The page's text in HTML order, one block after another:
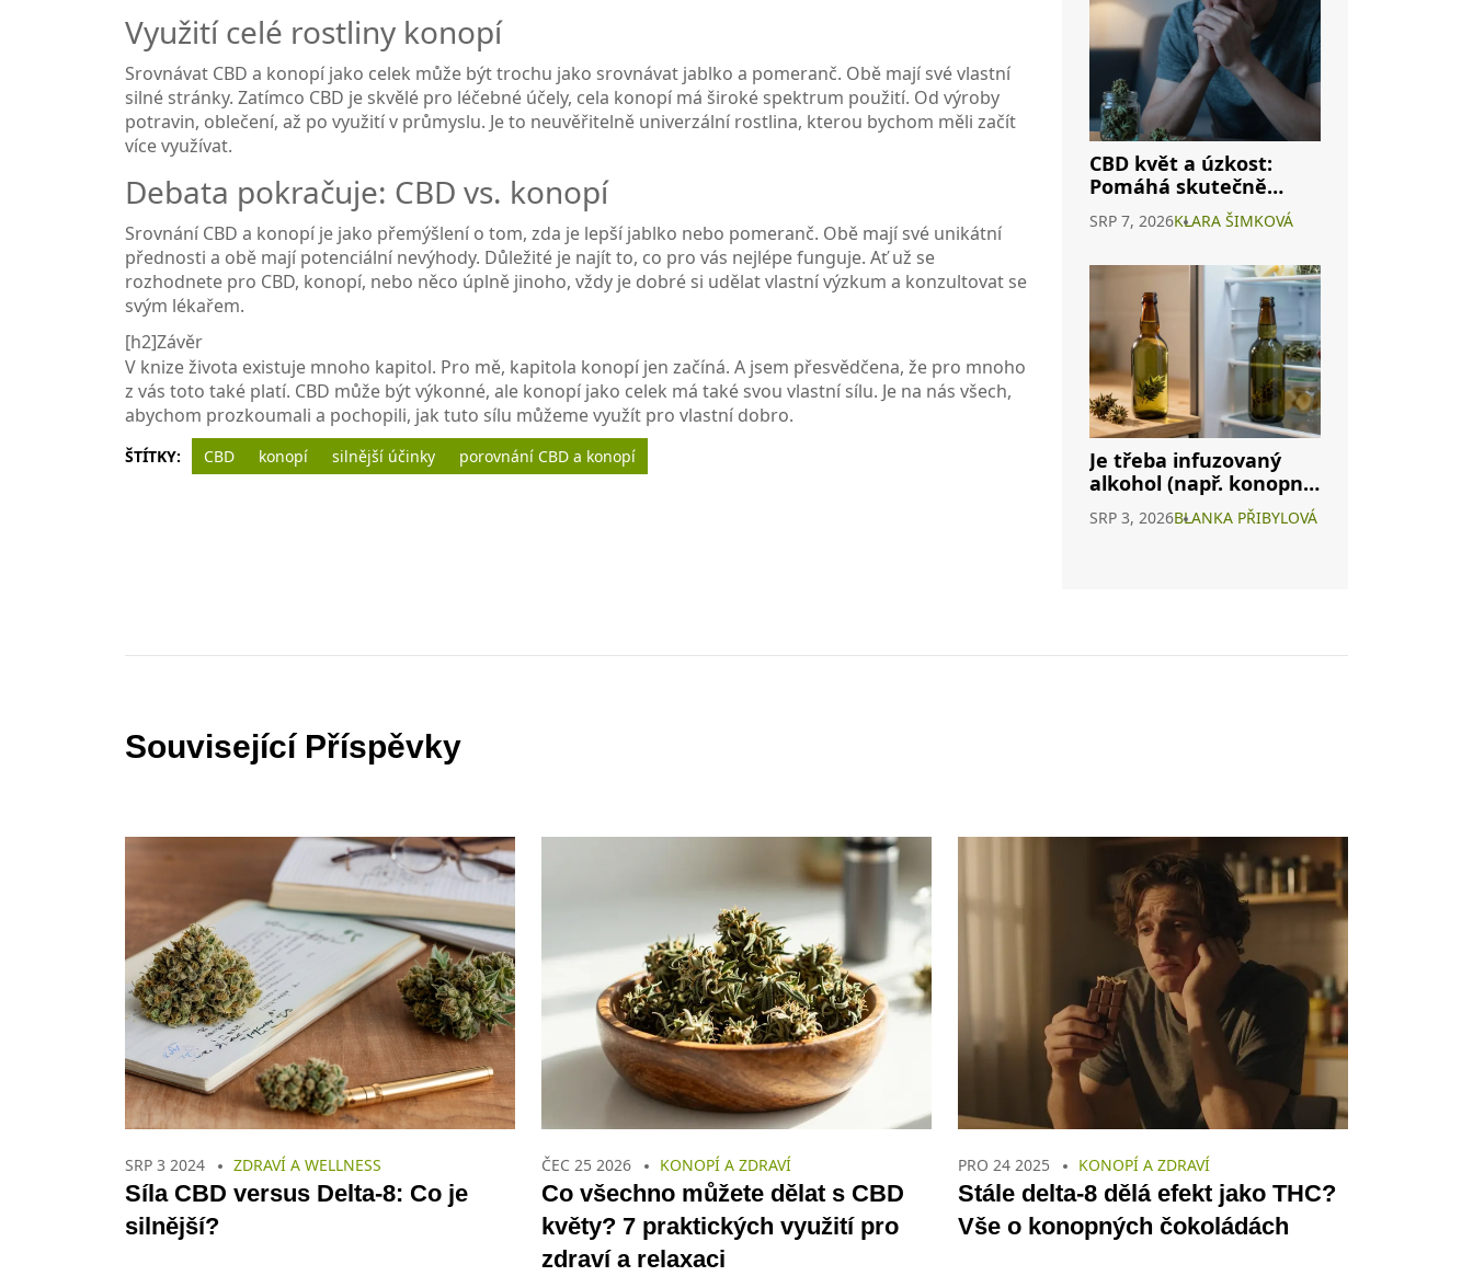
Využití celé rostliny konopí
Srovnávat CBD a konopí jako celek může být trochu jako srovnávat jablko a pomeranč. Obě mají své vlastní
silné stránky. Zatímco CBD je skvělé pro léčebné účely, cela konopí má široké spektrum použití. Od výroby
potravin, oblečení, až po využití v průmyslu. Je to neuvěřitelně univerzální rostlina, kterou bychom měli začít
více využívat.
Debata pokračuje: CBD vs. konopí
Srovnání CBD a konopí je jako přemýšlení o tom, zda je lepší jablko nebo pomeranč. Obě mají své unikátní
přednosti a obě mají potenciální nevýhody. Důležité je najít to, co pro vás nejlépe funguje. Ať už se
rozhodnete pro CBD, konopí, nebo něco úplně jinoho, vždy je dobré si udělat vlastní výzkum a konzultovat se
svým lékařem.
[h2]Závěr
V knize života existuje mnoho kapitol. Pro mě, kapitola konopí jen začíná. A jsem přesvědčena, že pro mnoho
z vás toto také platí. CBD může být výkonné, ale konopí jako celek má také svou vlastní sílu. Je na nás všech,
abychom prozkoumali a pochopili, jak tuto sílu můžeme využít pro vlastní dobro.
ŠTÍTKY: CBD konopí silnější účinky porovnání CBD a konopí
CBD květ a úzkost:
Pomáhá skutečně
nebo je to jen
marketing?
SRP 7, 2026KLARA ŠIMKOVÁ
Je třeba infuzovaný
alkohol (např. konopné
víno) skladovat v
lednici? Kompletní
SRP 3, 2026BLANKA PŘIBYLOVÁ
Související Příspěvky
SRP 3 2024 ZDRAVÍ A WELLNESS
Síla CBD versus Delta-8: Co je
silnější?
ČEC 25 2026 KONOPÍ A ZDRAVÍ
Co všechno můžete dělat s CBD
květy? 7 praktických využití pro
zdraví a relaxaci
PRO 24 2025 KONOPÍ A ZDRAVÍ
Stále delta-8 dělá efekt jako THC?
Vše o konopných čokoládách